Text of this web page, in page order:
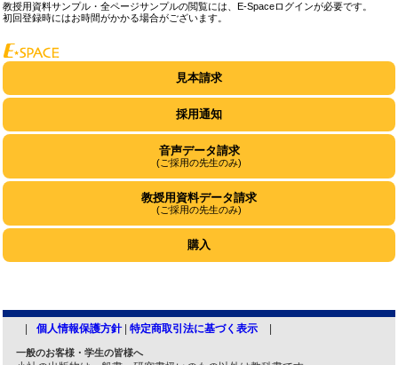
教授用資料サンプル・全ページサンプルの閲覧には、E-Spaceログインが必要です。
初回登録時にはお時間がかかる場合がございます。
見本請求
採用通知
音声データ請求
(ご採用の先生のみ)
教授用資料データ請求
(ご採用の先生のみ)
購入
個人情報保護方針| 特定商取引法に基づく表示
一般のお客様・学生の皆様へ